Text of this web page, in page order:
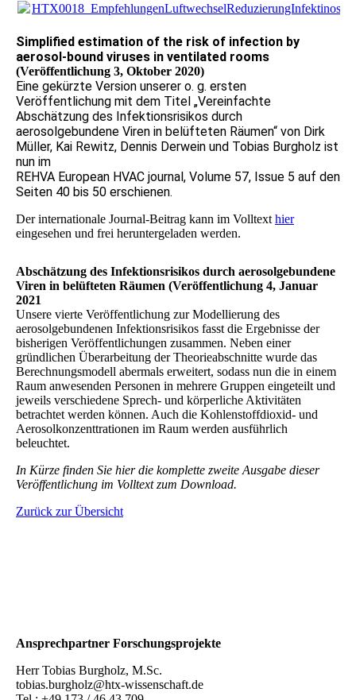
Simplified estimation of the risk of infection by
aerosol-bound viruses in ventilated rooms
(Veröffentlichung 3, Oktober 2020)
Eine gekürzte Version unserer o. g. ersten
Veröffentlichung mit dem Titel „Vereinfachte
Abschätzung des Infektionsrisikos durch
aerosolgebundene Viren in belüfteten Räumen“ von Dirk
Müller, Kai Rewitz, Dennis Derwein und Tobias Burgholz ist
nun im
REHVA European HVAC journal, Volume 57, Issue 5 auf den
Seiten 40 bis 50 erschienen.
Der internationale Journal-Beitrag kann im Volltext hier
eingesehen und frei heruntergeladen werden.
Abschätzung des Infektionsrisikos durch aerosolgebundene
Viren in belüfteten Räumen (Veröffentlichung 4, Januar
2021
Unsere vierte Veröffentlichung zur Modellierung des
aerosolgebundenen Infektionsrisikos fasst die Ergebnisse der
bisherigen Veröffentlichungen zusammen. Neben einer
gründlichen Überarbeitung der Theorieabschnitte wurde das
Berechnungsmodell abermals erweitert, sodass nun die in einem
Raum anwesenden Personen in mehrere Gruppen eingeteilt und
jeweils verschiedene Sprech- und körperliche Aktivitäten
betrachtet werden können. Auch die Kohlenstoffdioxid- und
Aerosolkonzenttrationen im Raum werden ausführlich
beleuchtet.
In Kürze finden Sie hier die komplette zweite Ausgabe dieser
Veröffentlichung im Volltext zum Download.
Zurück zur Übersicht
Ansprechpartner Forschungsprojekte
Herr Tobias Burgholz, M.Sc.
tobias.burgholz@htx-wissenschaft.de